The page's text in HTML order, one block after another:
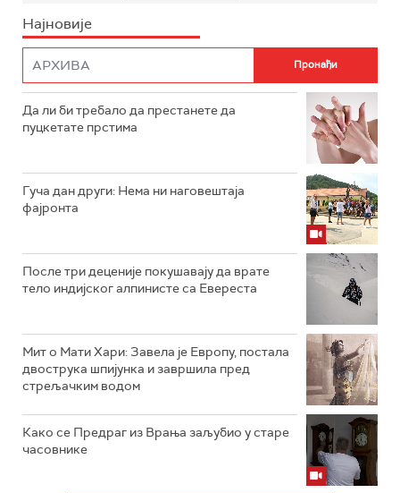
Најновије
Да ли би требало да престанете да
пуцкетате прстима
Гуча дан други: Нема ни наговештаја
фајронта
После три деценије покушавају да врате
тело индијског алпинисте са Евереста
Мит о Мати Хари: Завела је Европу, постала
двострука шпијунка и завршила пред
стрељачким водом
Како се Предраг из Врања заљубио у старе
часовнике